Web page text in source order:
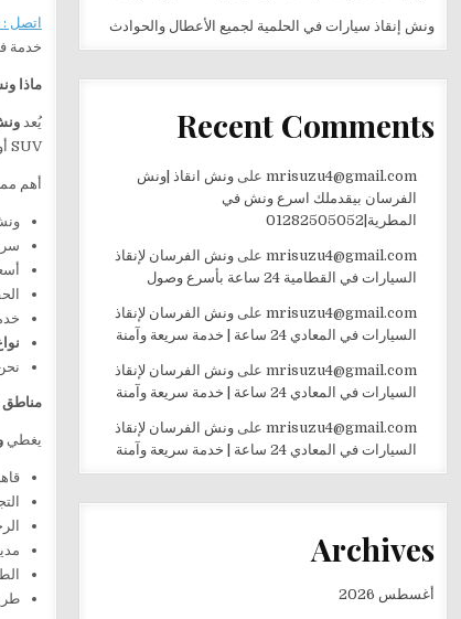
اتصل :
خدمة
ماذا
يُعد
SUV أو سيارات فاخرة.
أهم
مناطق
يغطي
ونش إنقاذ سيارات في الحلمية لجميع الأعطال والحوادث
Recent Comments
mrisuzu4@gmail.comعلى ونش انقاذ |ونش
الفرسان بيقدملك اسرع ونش في
المطرية|01282505052
mrisuzu4@gmail.comعلى ونش الفرسان لإنقاذ
السيارات في القطامية 24 ساعة بأسرع وصول
mrisuzu4@gmail.comعلى ونش الفرسان لإنقاذ
السيارات في المعادي 24 ساعة | خدمة سريعة وآمنة
mrisuzu4@gmail.comعلى ونش الفرسان لإنقاذ
السيارات في المعادي 24 ساعة | خدمة سريعة وآمنة
mrisuzu4@gmail.comعلى ونش الفرسان لإنقاذ
السيارات في المعادي 24 ساعة | خدمة سريعة وآمنة
Archives
أغسطس 2026